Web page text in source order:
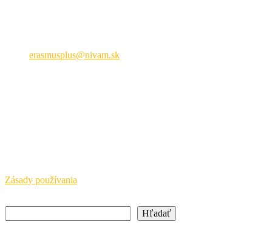
erasmusplus@nivam.sk
Zásady používania
Hľadať